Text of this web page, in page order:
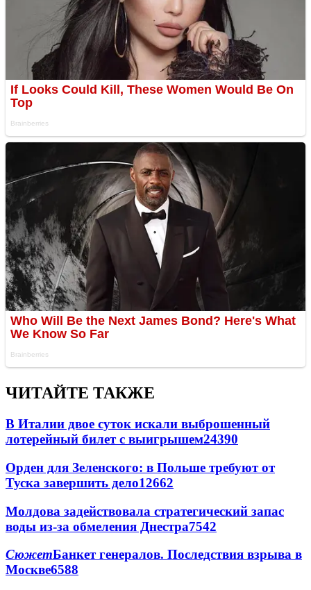
ЧИТАЙТЕ ТАКЖЕ
В Италии двое суток искали выброшенный
лотерейный билет с выигрышем24390
Орден для Зеленского: в Польше требуют от
Туска завершить дело12662
Молдова задействовала стратегический запас
воды из-за обмеления Днестра7542
СюжетБанкет генералов. Последствия взрыва в
Москве6588